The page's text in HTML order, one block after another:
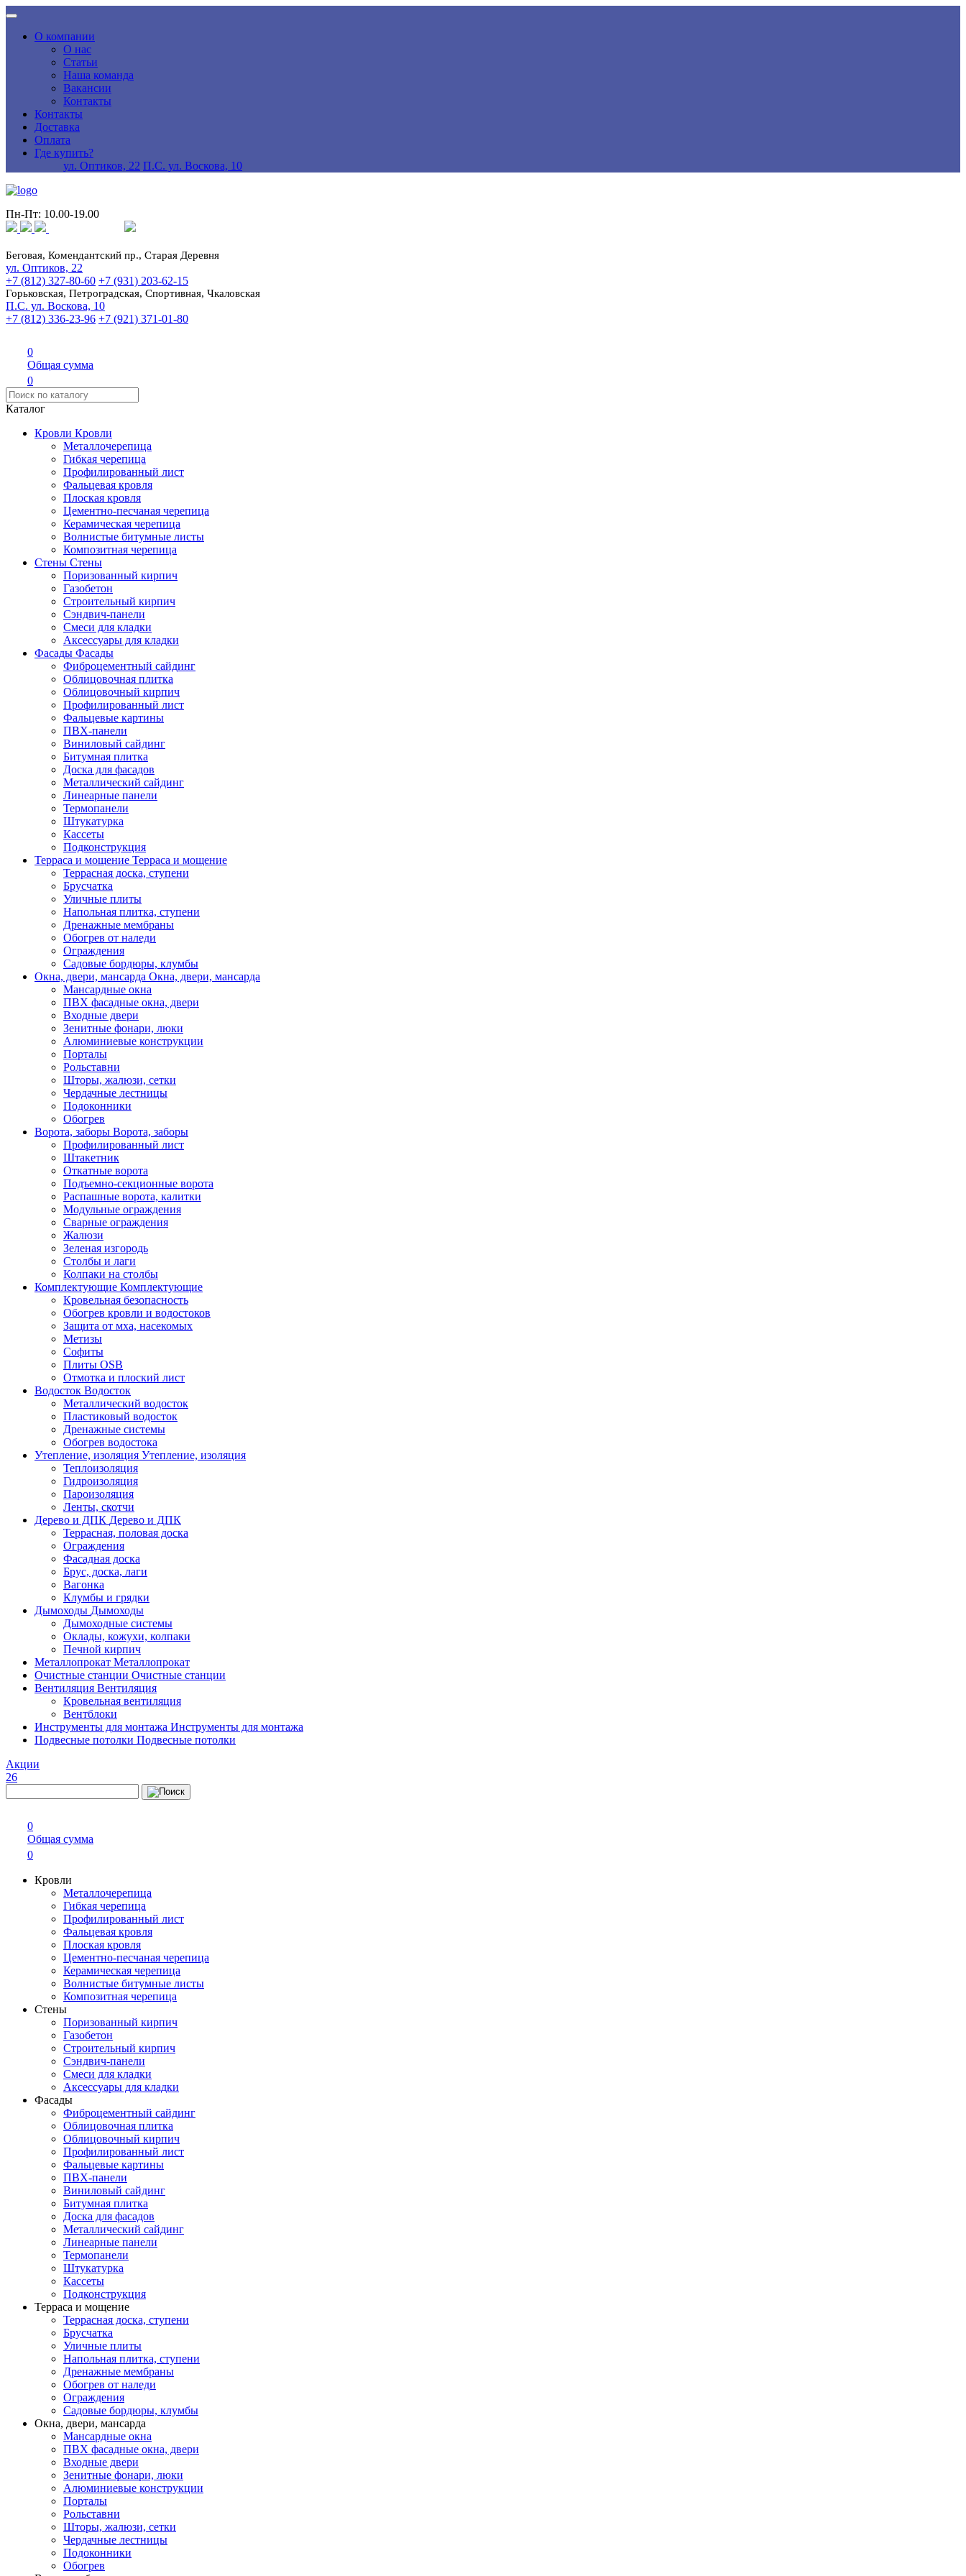
О компании
О нас
Статьи
Наша команда
Вакансии
Контакты
Контакты
Доставка
Оплата
Где купить?
ул. Оптиков, 22 П.С. ул. Воскова, 10
Пн-Пт: 10.00-19.00
Беговая, Комендантский пр., Старая Деревня
ул. Оптиков, 22
+7 (812) 327-80-60 +7 (931) 203-62-15
Горьковская, Петроградская, Спортивная, Чкаловская
П.С. ул. Воскова, 10
+7 (812) 336-23-96 +7 (921) 371-01-80
0
Общая сумма
0
Каталог
Кровли Кровли
Металлочерепица
Гибкая черепица
Профилированный лист
Фальцевая кровля
Плоская кровля
Цементно-песчаная черепица
Керамическая черепица
Волнистые битумные листы
Композитная черепица
Стены Стены
Поризованный кирпич
Газобетон
Строительный кирпич
Сэндвич-панели
Смеси для кладки
Аксессуары для кладки
Фасады Фасады
Фиброцементный сайдинг
Облицовочная плитка
Облицовочный кирпич
Профилированный лист
Фальцевые картины
ПВХ-панели
Виниловый сайдинг
Битумная плитка
Доска для фасадов
Металлический сайдинг
Линеарные панели
Термопанели
Штукатурка
Кассеты
Подконструкция
Терраса и мощение Терраса и мощение
Террасная доска, ступени
Брусчатка
Уличные плиты
Напольная плитка, ступени
Дренажные мембраны
Обогрев от наледи
Ограждения
Садовые бордюры, клумбы
Окна, двери, мансарда Окна, двери, мансарда
Мансардные окна
ПВХ фасадные окна, двери
Входные двери
Зенитные фонари, люки
Алюминиевые конструкции
Порталы
Рольставни
Шторы, жалюзи, сетки
Чердачные лестницы
Подоконники
Обогрев
Ворота, заборы Ворота, заборы
Профилированный лист
Штакетник
Откатные ворота
Подъемно-секционные ворота
Распашные ворота, калитки
Модульные ограждения
Сварные ограждения
Жалюзи
Зеленая изгородь
Столбы и лаги
Колпаки на столбы
Комплектующие Комплектующие
Кровельная безопасность
Обогрев кровли и водостоков
Защита от мха, насекомых
Метизы
Софиты
Плиты OSB
Отмотка и плоский лист
Водосток Водосток
Металлический водосток
Пластиковый водосток
Дренажные системы
Обогрев водостока
Утепление, изоляция Утепление, изоляция
Теплоизоляция
Гидроизоляция
Пароизоляция
Ленты, скотчи
Дерево и ДПК Дерево и ДПК
Террасная, половая доска
Ограждения
Фасадная доска
Брус, доска, лаги
Вагонка
Клумбы и грядки
Дымоходы Дымоходы
Дымоходные системы
Оклады, кожухи, колпаки
Печной кирпич
Металлопрокат Металлопрокат
Очистные станции Очистные станции
Вентиляция Вентиляция
Кровельная вентиляция
Вентблоки
Инструменты для монтажа Инструменты для монтажа
Подвесные потолки Подвесные потолки
Акции
26
0
Общая сумма
0
Кровли
Металлочерепица
Гибкая черепица
Профилированный лист
Фальцевая кровля
Плоская кровля
Цементно-песчаная черепица
Керамическая черепица
Волнистые битумные листы
Композитная черепица
Стены
Поризованный кирпич
Газобетон
Строительный кирпич
Сэндвич-панели
Смеси для кладки
Аксессуары для кладки
Фасады
Фиброцементный сайдинг
Облицовочная плитка
Облицовочный кирпич
Профилированный лист
Фальцевые картины
ПВХ-панели
Виниловый сайдинг
Битумная плитка
Доска для фасадов
Металлический сайдинг
Линеарные панели
Термопанели
Штукатурка
Кассеты
Подконструкция
Терраса и мощение
Террасная доска, ступени
Брусчатка
Уличные плиты
Напольная плитка, ступени
Дренажные мембраны
Обогрев от наледи
Ограждения
Садовые бордюры, клумбы
Окна, двери, мансарда
Мансардные окна
ПВХ фасадные окна, двери
Входные двери
Зенитные фонари, люки
Алюминиевые конструкции
Порталы
Рольставни
Шторы, жалюзи, сетки
Чердачные лестницы
Подоконники
Обогрев